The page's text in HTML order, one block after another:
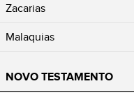
Zacarias
Malaquias
NOVO TESTAMENTO